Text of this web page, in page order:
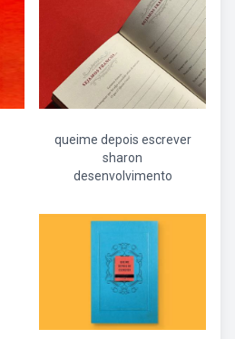
queime depois escrever
sharon
desenvolvimento